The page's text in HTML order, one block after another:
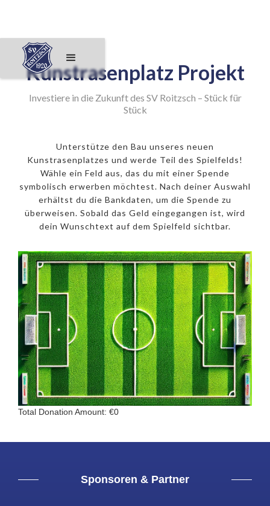
Kunstrasenplatz Projekt
Investiere in die Zukunft des SV Roitzsch – Stück für
Stück
Unterstütze den Bau unseres neuen
Kunstrasenplatzes und werde Teil des Spielfelds!
Wähle ein Feld aus, das du mit einer Spende
symbolisch erwerben möchtest. Nach deiner Auswahl
erhältst du die Bankdaten, um die Spende zu
überweisen. Sobald das Geld eingegangen ist, wird
dein Wunschtext auf dem Spielfeld sichtbar.
Total Donation Amount: €0
Sponsoren & Partner